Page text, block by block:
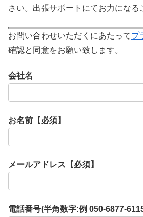
さい。出張サポートにてお力になる
お問い合わせいただくにあたってプ
確認と同意をお願い致します。
会社名
お名前【必須】
メールアドレス【必須】
電話番号(半角数字:例 050-6877-